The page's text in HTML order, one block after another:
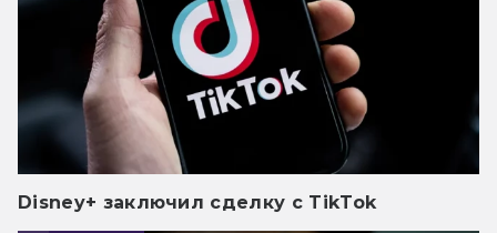
Disney+ заключил сделку с TikTok